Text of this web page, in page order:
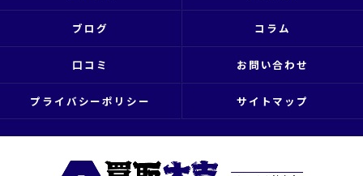
ブログ コラム
口コミ お問い合わせ
プライバシーポリシー サイトマップ